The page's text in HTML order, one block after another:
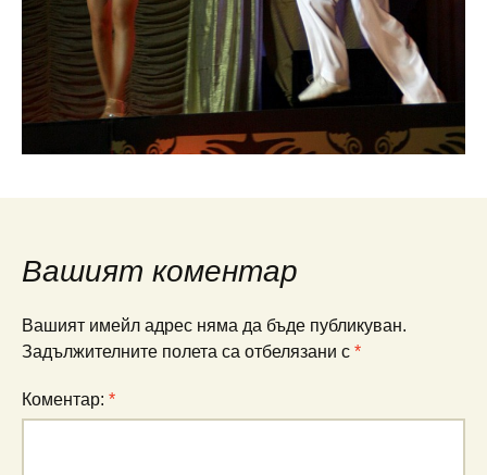
Вашият коментар
Вашият имейл адрес няма да бъде публикуван.
Задължителните полета са отбелязани с *
Коментар: *